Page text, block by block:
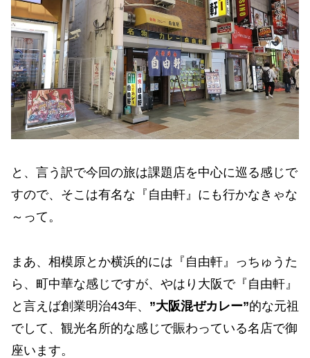
と、言う訳で今回の旅は課題店を中心に巡る感じで
すので、そこは有名な『自由軒』にも行かなきゃな
～って。
まあ、相模原とか横浜的には『自由軒』っちゅうた
ら、町中華な感じですが、やはり大阪で『自由軒』
と言えば創業明治43年、 ”大阪混ぜカレー”的な元祖
でして、観光名所的な感じで賑わっている名店で御
座います。